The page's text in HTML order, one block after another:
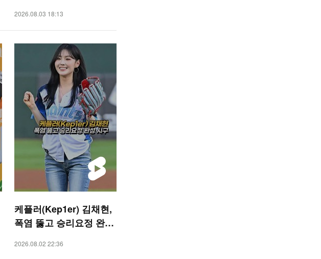
2026.08.03 18:13
케플러(Kep1er) 김채현,
폭염 뚫고 승리요정 완성
2026.08.02 22:36